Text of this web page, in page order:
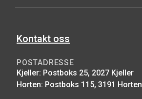
Kontakt oss
POSTADRESSE
Kjeller: Postboks 25, 2027 Kjeller
Horten: Postboks 115, 3191 Horten